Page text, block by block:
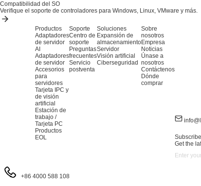
Compatibilidad del SO
Verifique el soporte de controladores para Windows, Linux, VMware y más.
Productos
Adaptadores
de servidor
AI
Adaptadores
de servidor
Accesorios
para
servidores
Tarjeta IPC y
de visión
artificial
Estación de
trabajo /
Tarjeta PC
Productos
EOL
Soporte
Centro de
soporte
Preguntas
frecuentes
Servicio
postventa
Soluciones
Expansión de
almacenamiento
Servidor
Visión artificial
Ciberseguridad
Sobre
nosotros
Empresa
Noticias
Únase a
nosotros
Contáctenos
Dónde
comprar
Get the
+86 4000 588 108